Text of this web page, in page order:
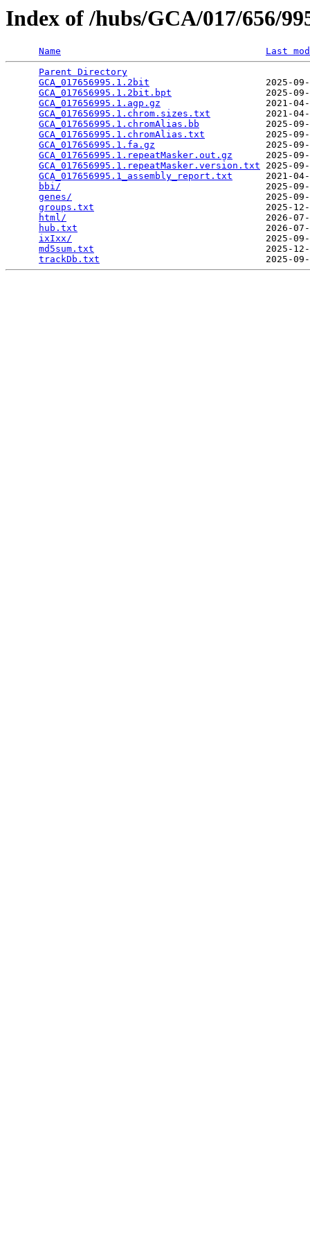
Index of /hubs/GCA/017/656/
Name
Last
Parent Directory
GCA_017656995.1.2bit
2025-
GCA_017656995.1.2bit.bpt
2025-
GCA_017656995.1.agp.gz
2021-
GCA_017656995.1.chrom.sizes.txt
2021-
GCA_017656995.1.chromAlias.bb
2025-
GCA_017656995.1.chromAlias.txt
2025-
GCA_017656995.1.fa.gz
2025-
GCA_017656995.1.repeatMasker.out.gz
2025-
GCA_017656995.1.repeatMasker.version.txt 2025-
GCA_017656995.1_assembly_report.txt
2021-
bbi/
2025-
genes/
2025-
groups.txt
2025-
html/
2026-
hub.txt
2026-
ixIxx/
2025-
md5sum.txt
2025-
trackDb.txt